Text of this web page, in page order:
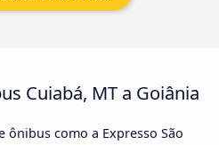
Cuiabá, MT a Goiânia
ônibus como a Expresso São